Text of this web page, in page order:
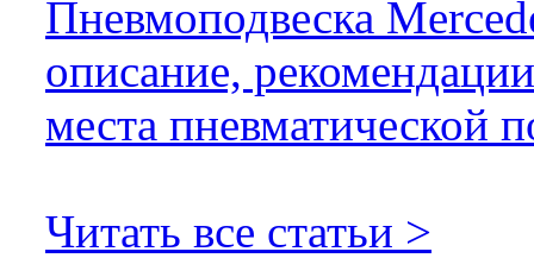
Пневмоподвеска
описание,
места пневматической
Читать все статьи >